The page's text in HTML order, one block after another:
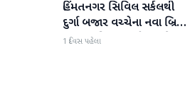
સાબરકાંઠા
હિંમતનગર સિવિલ સર્કલથી
દુર્ગા બજાર વચ્ચેના નવા બ્રિજ
પર ચાર વિશાળ સ્ટીલ ગર્ડર
1 દિવસ પહેલા